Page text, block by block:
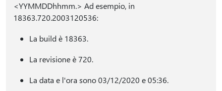
<YYMMDDhhmm.> Ad esempio, in
18363.720.2003120536:
La build è 18363.
La revisione è 720.
La data e l'ora sono 03/12/2020 e 05:36.